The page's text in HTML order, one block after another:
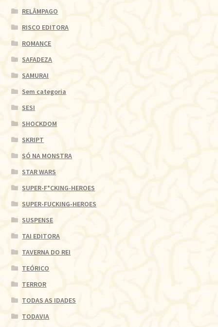
RELÂMPAGO
RISCO EDITORA
ROMANCE
SAFADEZA
SAMURAI
Sem categoria
SESI
SHOCKDOM
SKRIPT
SÓ NA MONSTRA
STAR WARS
SUPER-F*CKING-HEROES
SUPER-FUCKING-HEROES
SUSPENSE
TAI EDITORA
TAVERNA DO REI
TEÓRICO
TERROR
TODAS AS IDADES
TODAVIA